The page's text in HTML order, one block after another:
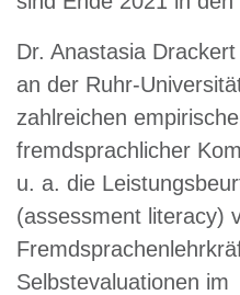
Dr. Anastasia
an der Ruhr-
zahlreichen
fremdsprachlicher
u. a. die
(assessment literacy)
Selbstevaluationen im